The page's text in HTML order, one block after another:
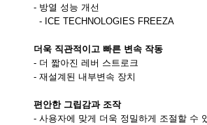
- 방열 성능 개선
- ICE TECHNOLOGIES FREEZA
더욱 직관적이고 빠른 변속 작동
- 더 짧아진 레버 스트로크
- 재설계된 내부변속 장치
편안한 그립감과 조작
- 사용자에 맞게 더욱 정밀하게 조절할 수